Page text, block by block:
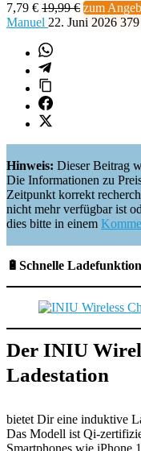
7,79 € 19,99 € zum
Manuel 22. Juni 2026 379
Hinweis: Dieser Beitrag
Die Informationen zu
Zeitpunkt korrekt
nicht mehr verfügbar ist
dies bitte in einem
🔋Schnelle
Der INIU
Ladestation
bietet Dir eine induktive
Das Modell ist Qi-
Smartphones wie iPhone